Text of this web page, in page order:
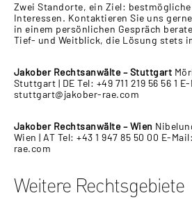
Zwei Standorte, ein Ziel:
Interessen. Kontaktieren Sie uns
in einem persönlichen Gespräch
Tief- und Weitblick, die Lösung stets
Jakober Rechtsanwälte – Stuttgart
Stuttgart | DE Tel: +49 711 219 56 56 1
stuttgart@jakober-rae.com
Jakober Rechtsanwälte – Wien
Wien | AT Tel: +43 1 947 85 50 00 E-
rae.com
Weitere Rechtsgebiete